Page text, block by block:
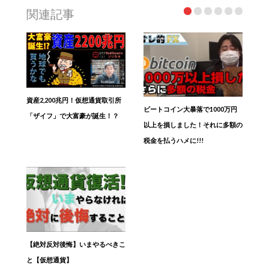
関連記事
資産2,200兆円！仮想通貨取引所
「ザイフ」で大富豪が誕生！？
ビートコイン大暴落で1000万円
以上を損しました！それに多額の
税金を払うハメに!!!
【絶対反対後悔】いまやるべきこ
と【仮想通貨】